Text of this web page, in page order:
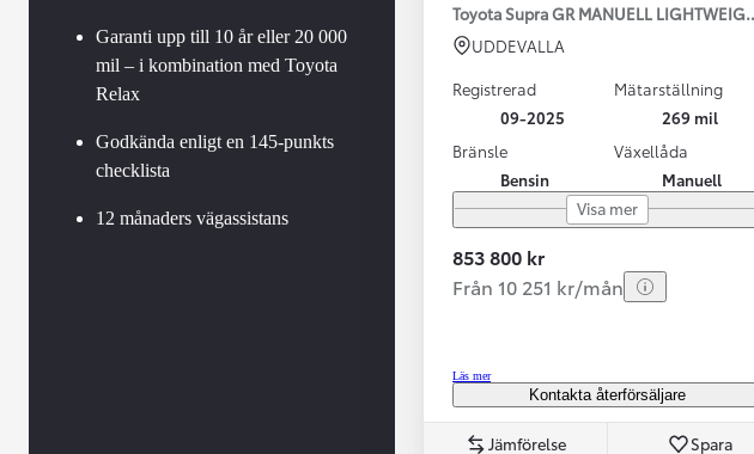
Från 599 900 kr
Nya Corolla Cross
Garanti upp till 10 år eller 20 000
mil – i kombination med Toyota
Relax
Godkända enligt en 145-punkts
checklista
12 månaders vägassistans
Toyota Supra GR MANUELL
UDDEVALLA
Registrerad
09-2025
Mätarställning
269 mil
Bränsle
Bensin
Växellåda
Manuell
Visa mer
853 800 kr
Från 10 251 kr/mån
Läs mer
Kontakta återförsäljare
Jämförelse Spara